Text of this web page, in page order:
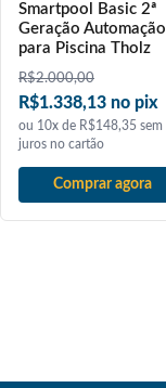
Smartpool Basic 2ª
Geração Automação
para Piscina Tholz
R$2.000,00
R$1.338,13 no pix
ou 10x de R$148,35 sem
juros no cartão
Comprar agora